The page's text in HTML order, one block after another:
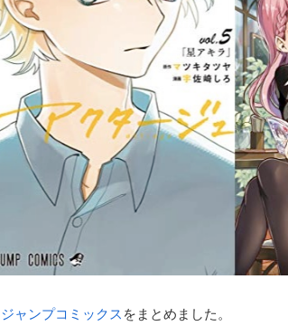
ジャンプコミックス をまとめました。